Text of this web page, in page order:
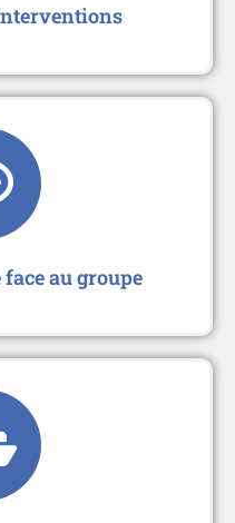
au groupe